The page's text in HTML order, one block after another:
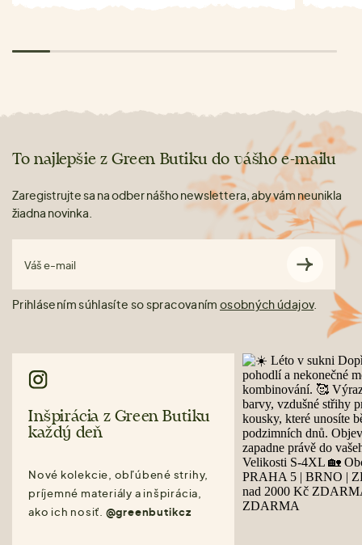
To najlepšie z Green Butiku do vášho e-mailu
Zaregistrujte sa na odber nášho newslettera, aby vám neunikla
žiadna novinka.
Váš e-mail
Prihlásením súhlasíte so spracovaním osobných údajov.
Inšpirácia z Green Butiku
každý deň
Nové kolekcie, obľúbené strihy,
príjemné materiály a inšpirácia,
ako ich nosiť. @greenbutikcz